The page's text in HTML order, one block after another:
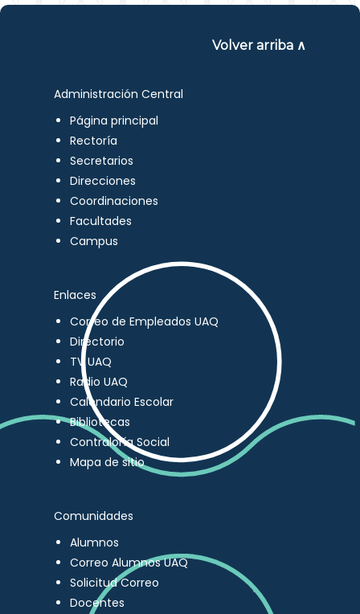
Volver arriba ∧
Administración Central
Página principal
Rectoría
Secretarios
Direcciones
Coordinaciones
Facultades
Campus
Enlaces
Correo de Empleados UAQ
Directorio
TV UAQ
Radio UAQ
Calendario Escolar
Bibliotecas
Contraloría Social
Mapa de sitio
Comunidades
Alumnos
Correo Alumnos UAQ
Solicitud Correo
Docentes